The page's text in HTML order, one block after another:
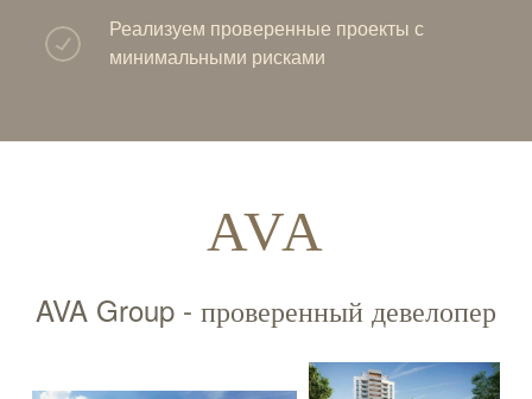
Реализуем проверенные проекты с
минимальными рисками
AVA
AVA Group - проверенный девелопер